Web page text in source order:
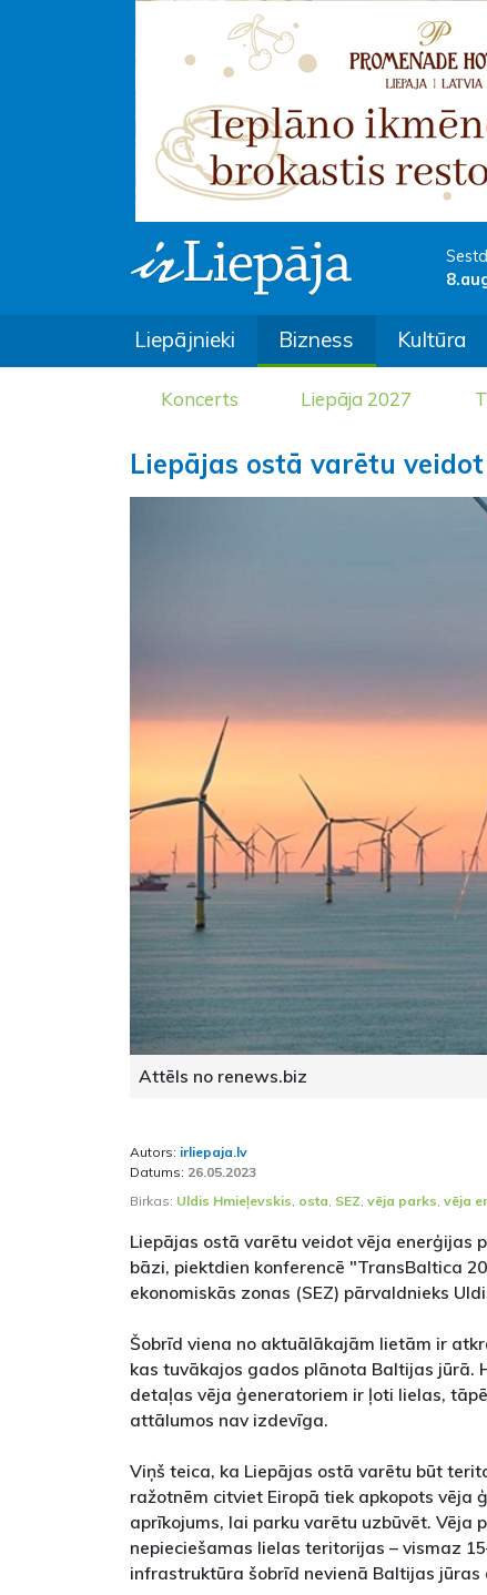
Liepājnieki Bizness Kultūra
Koncerts Liepāja 2027
Liepājas ostā varētu
Attēls no renews.biz
Autors: irliepaja.lv
Datums: 26.05.2023
Birkas: Uldis Hmieļevskis osta SEZ vēja parks vēja
Liepājas ostā varētu veidot vēja enerģijas
bāzi, piektdien konferencē "TransBaltica
ekonomiskās zonas (SEZ) pārvaldnieks
Šobrīd viena no aktuālākajām lietām ir
kas tuvākajos gados plānota Baltijas jūrā.
detaļas vēja ģeneratoriem ir ļoti lielas,
attālumos nav izdevīga.
Viņš teica, ka Liepājas ostā varētu būt
ražotnēm citviet Eiropā tiek apkopots vēja
aprīkojums, lai parku varētu uzbūvēt. Vēja
nepieciešamas lielas teritorijas – vismaz
infrastruktūra šobrīd nevienā Baltijas jūras